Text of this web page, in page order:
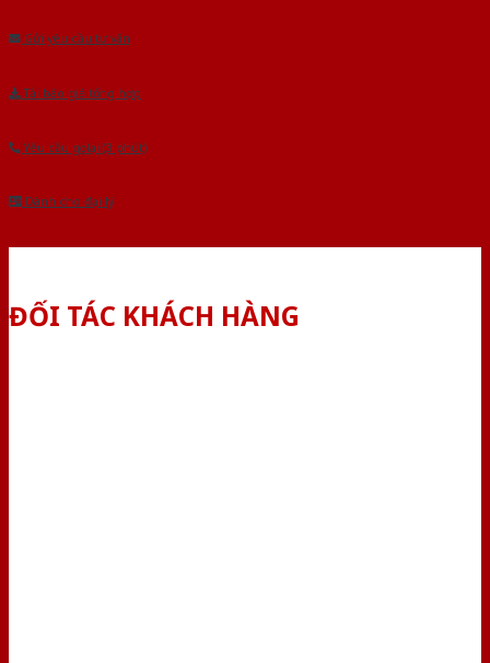
Gửi yêu cầu tư vấn
Tải báo giá tổng hợp
Yêu cầu gọi lại (3 phút)
Dành cho đại lý
ĐỐI TÁC KHÁCH HÀNG